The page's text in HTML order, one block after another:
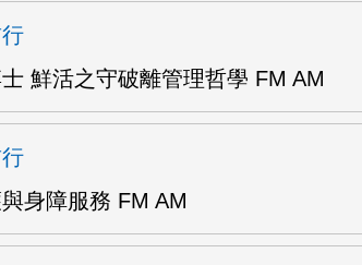
鮮活之守破離管理哲學 FM AM
身障服務 FM AM